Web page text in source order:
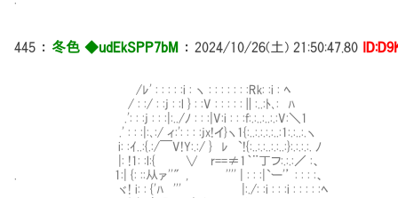
445 ： 冬色 ◆udEkSPP7bM ： 2024/10/26(土) 21:50:47.80
/ﾚ' : : : : :i : ヽ : : : : : : :Rk: :i : ﾍ
/ : :/ : :j : :l } : :V : : : : :∥:..:ﾄ､: ﾊ
.': : :j : : :|:../ﾉ : : :|V:i : : :f:.:..:..:.:V:＼1
.' : : :|:､:/ ィ:': : : :jx!イ}ヽ1{:..:.:.:.:..:1:.:..:.ヽ
i: :ｲ..:{.:/￣V!Y:.:/ } ﾚ `!{:..:.:..:.:..:}:.:.:.:. ﾉ
|: !1: :l:{ ∨ r==≠1｀¨丁フ:.:.:／ :、
. 1:| {: ::从ァ''″, '''' | : : :|`ー'’ : : : :、 コッ
ヾ! i: : {'ﾊ ''' |:./: :i : : :i : : : : :ﾍ